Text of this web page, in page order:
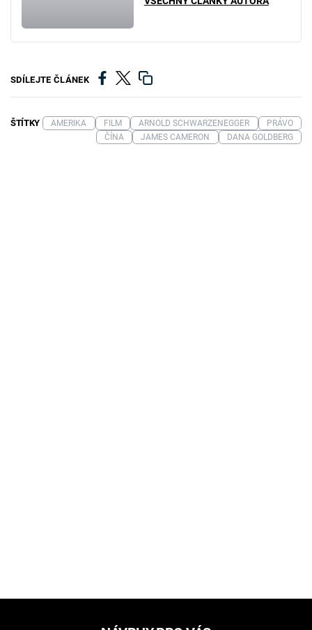
SDÍLEJTE ČLÁNEK
ŠTÍTKY AMERIKA FILM ARNOLD SCHWARZENEGGER
PRÁVO
ČÍNA
JAMES CAMERON DANA GOLDBERG